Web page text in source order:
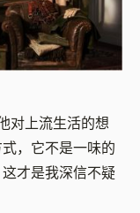
对上流生活的想
，它不是一味的
才是我深信不疑